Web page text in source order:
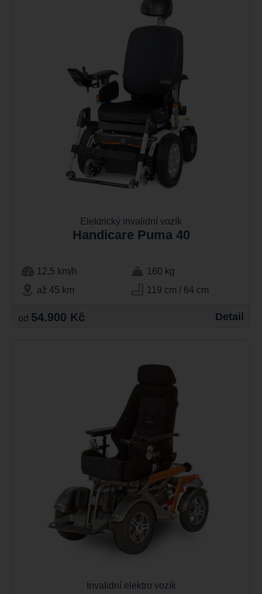
Elektrický invalidní vozík
Handicare Puma 40
12,5 km/h
160 kg
až 45 km
119 cm / 64 cm
od 54.900 Kč Detail
Invalidní elektro vozík